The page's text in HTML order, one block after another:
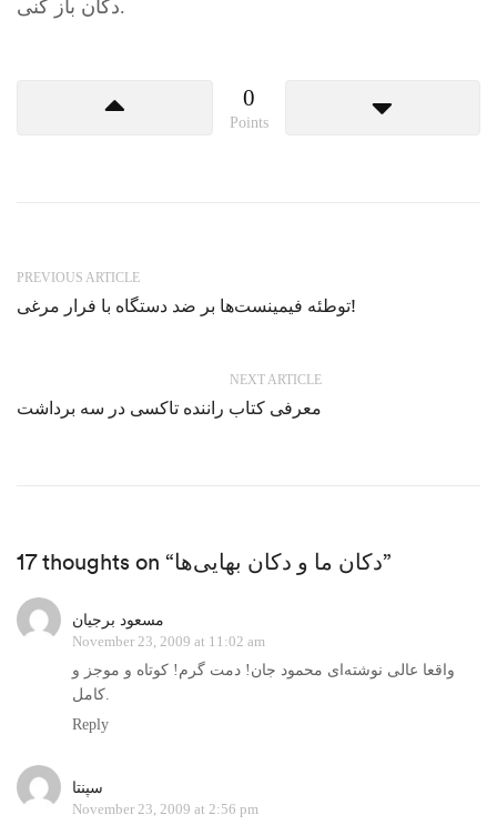
دکان باز کنی.
0
Points
PREVIOUS ARTICLE
توطئه فیمینست‌ها بر ضد دستگاه با فرار مرغی!
NEXT ARTICLE
معرفی کتاب راننده تاکسی در سه برداشت
17 thoughts on “دکان ما و دکان بهایی‌ها”
مسعود برجیان
November 23, 2009 at 11:02 am
واقعا عالی نوشته‌ای محمود جان! دمت گرم! کوتاه و موجز و
کامل.
Reply
سپنتا
November 23, 2009 at 2:56 pm